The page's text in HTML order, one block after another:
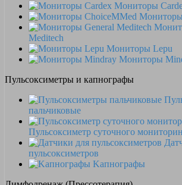
Мониторы
Meditech
Мониторы Lepu
Мониторы
Пульсоксиметры и капнографы
пальчиковые
Пульсоксиметр суточного
пульсоксиметров
Kапнографы